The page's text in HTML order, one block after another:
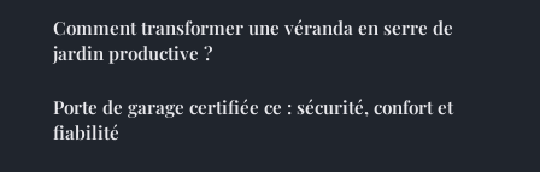
Comment transformer une véranda en serre de
jardin productive ?
Porte de garage certifiée ce : sécurité, confort et
fiabilité